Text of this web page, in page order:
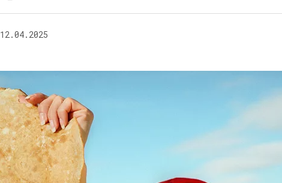
12.04.2025